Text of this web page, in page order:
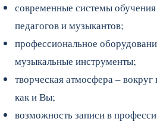
современные системы
педагогов и музыкантов;
профессиональное
музыкальные инструменты;
творческая атмосфера – вокруг
как и Вы;
возможность записи в